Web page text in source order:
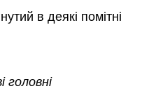
в деякі помітні
головні